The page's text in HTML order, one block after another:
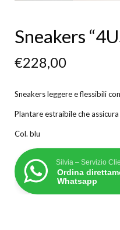
Sneakers
€228,00
Sneakers leggere e flessibili
Plantare estraibile che
Col. blu
Silvia – Servizio
Ordina
Whatsapp